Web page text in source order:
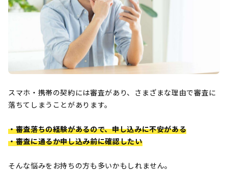
スマホ・携帯の契約には審査があり、さまざまな理由で審査に
落ちてしまうことがあります。
・審査落ちの経験があるので、申し込みに不安がある
・審査に通るか申し込み前に確認したい
そんな悩みをお持ちの方も多いかもしれません。